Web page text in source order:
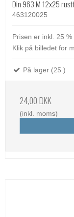
Din 963 M 12x25
463120025
Prisen er inkl. 25 %
Klik på billedet for
På lager (25 )
24,00 DKK
(inkl. moms)